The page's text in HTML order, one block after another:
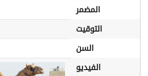
المضمر
التوقيت
السن
الفيديو